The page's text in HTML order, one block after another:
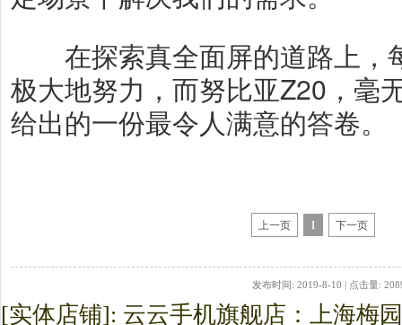
在探索真全面屏的道路上，
极大地努力，而努比亚Z20，毫
给出的一份最令人满意的答卷。
上一页 1 下一页
发布时间: 2019-8-10 | 点击量:
[实体店铺]: 云云手机旗舰店：上海梅